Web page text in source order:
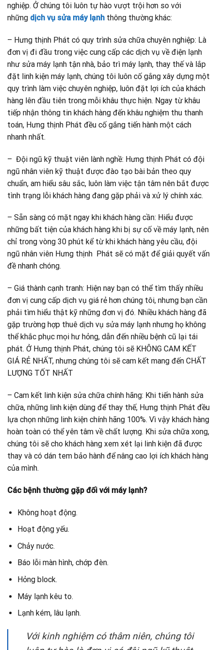
nghiệp. Ở chúng tôi luôn tự hào vượt trội hơn so với
những dịch vụ sửa máy lạnh thông thường khác:
– Hưng thịnh Phát có quy trình sửa chữa chuyên nghiệp: Là
đơn vị đi đầu trong việc cung cấp các dịch vụ về điện lạnh
như sửa máy lạnh tận nhà, bảo trì máy lạnh, thay thế và lắp
đặt linh kiện máy lạnh, chúng tôi luôn cố gắng xây dựng một
quy trình làm việc chuyên nghiệp, luôn đặt lợi ích của khách
hàng lên đầu tiên trong mỗi khâu thực hiện. Ngay từ khâu
tiếp nhận thông tin khách hàng đến khâu nghiệm thu thanh
toán, Hưng thịnh Phát đều cố gắng tiến hành một cách
nhanh nhất.
– Đội ngũ kỹ thuật viên lành nghề: Hưng thịnh Phát có đội
ngũ nhân viên kỹ thuật được đào tạo bài bản theo quy
chuẩn, am hiểu sâu sắc, luôn làm việc tận tâm nên bắt được
tình trạng lỗi khách hàng đang gặp phải và xử lý chính xác.
– Sẵn sàng có mặt ngay khi khách hàng cần: Hiểu được
những bất tiện của khách hàng khi bị sự cố về máy lạnh, nên
chỉ trong vòng 30 phút kể từ khi khách hàng yêu cầu, đội
ngũ nhân viên Hưng thịnh Phát sẽ có mặt để giải quyết vấn
đề nhanh chóng.
– Giá thành cạnh tranh: Hiện nay bạn có thể tìm thấy nhiều
đơn vị cung cấp dịch vụ giá rẻ hơn chúng tôi, nhưng bạn cần
phải tìm hiểu thật kỹ những đơn vị đó. Nhiều khách hàng đã
gặp trường hợp thuê dịch vụ sửa máy lạnh nhưng họ không
thể khắc phục mọi hư hỏng, dẫn đến nhiều bệnh cũ lại tái
phát. Ở Hưng thịnh Phát, chúng tôi sẽ KHÔNG CAM KẾT
GIÁ RẺ NHẤT, nhưng chúng tôi sẽ cam kết mang đến CHẤT
LƯỢNG TỐT NHẤT
– Cam kết linh kiện sửa chữa chính hãng: Khi tiến hành sửa
chữa, những linh kiện dùng để thay thế, Hưng thịnh Phát đều
lựa chọn những linh kiện chính hãng 100%. Vì vậy khách hàng
hoàn toàn có thể yên tâm về chất lượng. Khi sửa chữa xong,
chúng tôi sẽ cho khách hàng xem xét lại linh kiện đã được
thay và có dán tem bảo hành để nâng cao lợi ích khách hàng
của mình.
Các bệnh thường gặp đối với máy lạnh?
Không hoạt động.
Hoạt động yếu.
Chảy nước.
Báo lỗi màn hình, chớp đèn.
Hỏng block.
Máy lạnh kêu to.
Lạnh kém, lâu lạnh.
Với kinh nghiệm có thâm niên, chúng tôi